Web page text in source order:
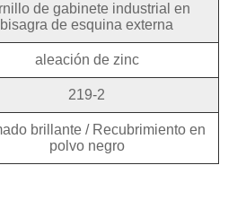
de gabinete industrial en
bisagra de esquina externa
aleación de zinc
219-2
brillante / Recubrimiento en
polvo negro